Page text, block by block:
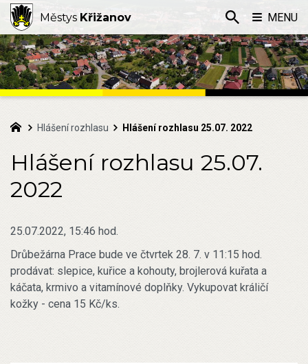
Hlášení rozhlasu Hlášení rozhlasu 25.07. 2022
Hlášení rozhlasu 25.07.
2022
25.07.2022, 15:46 hod.
Drůbežárna Prace bude ve čtvrtek 28. 7. v 11:15 hod.
prodávat: slepice, kuřice a kohouty, brojlerová kuřata a
káčata, krmivo a vitamínové doplňky. Vykupovat králičí
kožky - cena 15 Kč/ks.
Městys Křižanov MENU